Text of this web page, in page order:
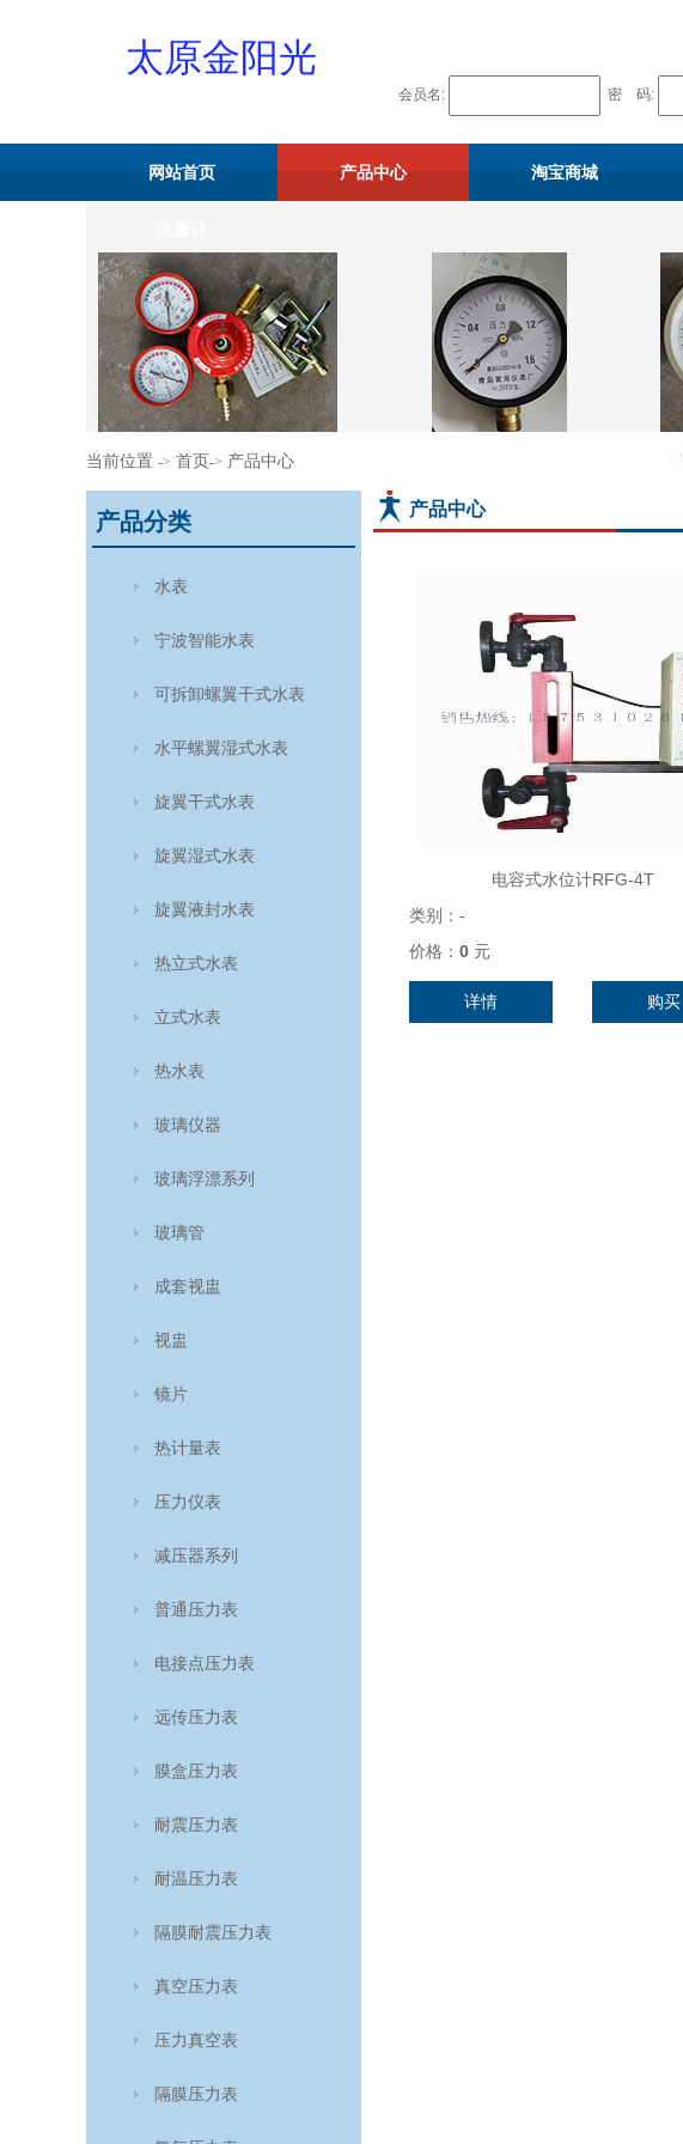
太原金阳光
会员名: 密 码:
网站首页 产品中心 淘宝商城
当前位置 -> 首页-> 产品中心
产品中心
电容式水位计RFG-4T
类别： -
价格： 0 元
详情 购买
产品分类
水表
宁波智能水表
可拆卸螺翼干式水表
水平螺翼湿式水表
旋翼干式水表
旋翼湿式水表
旋翼液封水表
热立式水表
立式水表
热水表
玻璃仪器
玻璃浮漂系列
玻璃管
成套视盅
视盅
镜片
热计量表
压力仪表
减压器系列
普通压力表
电接点压力表
远传压力表
膜盒压力表
耐震压力表
耐温压力表
隔膜耐震压力表
真空压力表
压力真空表
隔膜压力表